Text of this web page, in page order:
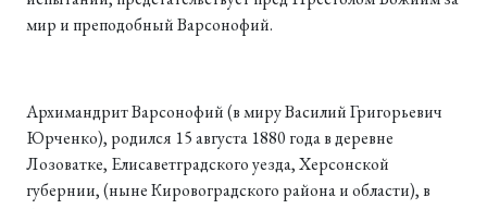
мир и преподобный Варсонофий.
Архимандрит Варсонофий (в миру Василий Григорьевич
Юрченко), родился 15 августа 1880 года в деревне
Лозоватке, Елисаветградского уезда, Херсонской
губернии, (ныне Кировоградского района и области), в